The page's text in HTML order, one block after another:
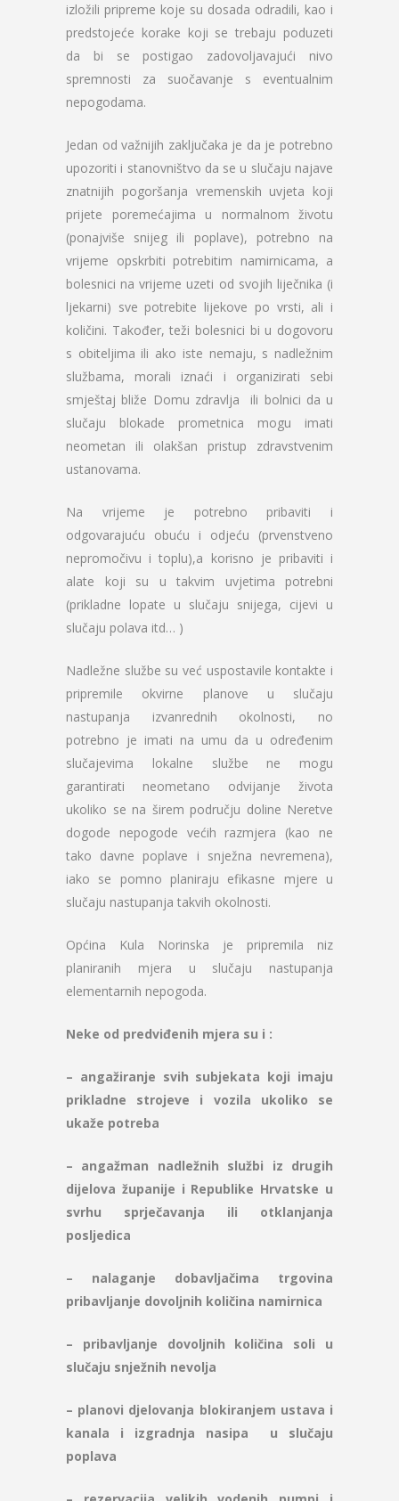
izložili pripreme koje su dosada odradili, kao i
predstojeće korake koji se trebaju poduzeti
da bi se postigao zadovoljavajući nivo
spremnosti za suočavanje s eventualnim
nepogodama.
Jedan od važnijih zaključaka je da je potrebno
upozoriti i stanovništvo da se u slučaju najave
znatnijih pogoršanja vremenskih uvjeta koji
prijete poremećajima u normalnom životu
(ponajviše snijeg ili poplave), potrebno na
vrijeme opskrbiti potrebitim namirnicama, a
bolesnici na vrijeme uzeti od svojih liječnika (i
ljekarni) sve potrebite lijekove po vrsti, ali i
količini. Također, teži bolesnici bi u dogovoru
s obiteljima ili ako iste nemaju, s nadležnim
službama, morali iznaći i organizirati sebi
smještaj bliže Domu zdravlja ili bolnici da u
slučaju blokade prometnica mogu imati
neometan ili olakšan pristup zdravstvenim
ustanovama.
Na vrijeme je potrebno pribaviti i
odgovarajuću obuću i odjeću (prvenstveno
nepromočivu i toplu),a korisno je pribaviti i
alate koji su u takvim uvjetima potrebni
(prikladne lopate u slučaju snijega, cijevi u
slučaju polava itd… )
Nadležne službe su već uspostavile kontakte i
pripremile okvirne planove u slučaju
nastupanja izvanrednih okolnosti, no
potrebno je imati na umu da u određenim
slučajevima lokalne službe ne mogu
garantirati neometano odvijanje života
ukoliko se na širem području doline Neretve
dogode nepogode većih razmjera (kao ne
tako davne poplave i snježna nevremena),
iako se pomno planiraju efikasne mjere u
slučaju nastupanja takvih okolnosti.
Općina Kula Norinska je pripremila niz
planiranih mjera u slučaju nastupanja
elementarnih nepogoda.
Neke od predviđenih mjera su i :
– angažiranje svih subjekata koji imaju
prikladne strojeve i vozila ukoliko se
ukaže potreba
– angažman nadležnih službi iz drugih
dijelova županije i Republike Hrvatske u
svrhu sprječavanja ili otklanjanja
posljedica
– nalaganje dobavljačima trgovina
pribavljanje dovoljnih količina namirnica
– pribavljanje dovoljnih količina soli u
slučaju snježnih nevolja
– planovi djelovanja blokiranjem ustava i
kanala i izgradnja nasipa u slučaju
poplava